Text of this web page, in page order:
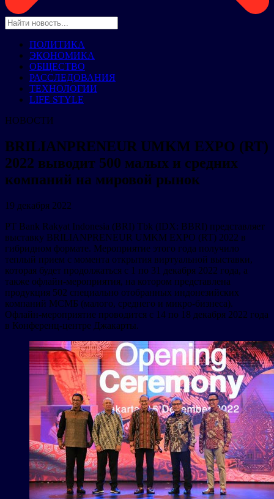
ПОЛИТИКА
ЭКОНОМИКА
ОБЩЕСТВО
РАССЛЕДОВАНИЯ
ТЕХНОЛОГИИ
LIFE STYLE
НОВОСТИ
BRILIANPRENEUR UMKM EXPO (RT)
2022 выводит 500 малых и средних
компаний на мировой рынок
19 декабря 2022
PT Bank Rakyat Indonesia (BRI) Tbk (IDX: BBRI) представляет
выставку BRILIANPRENEUR UMKM EXPO (RT) 2022 в
гибридном формате. Мероприятие этого года получило
теплый прием с момента открытия виртуальной выставки,
которая будет продолжаться с 1 по 31 декабря 2022 года, а
также офлайн-мероприятия, на котором представлена
продукция 502 специально отобранных индонезийских
компаний МСМБ (малого, среднего и микро-бизнеса).
Офлайн-мероприятие проводится с 14 по 18 декабря 2022 года
в Конференц-центре Джакарты.